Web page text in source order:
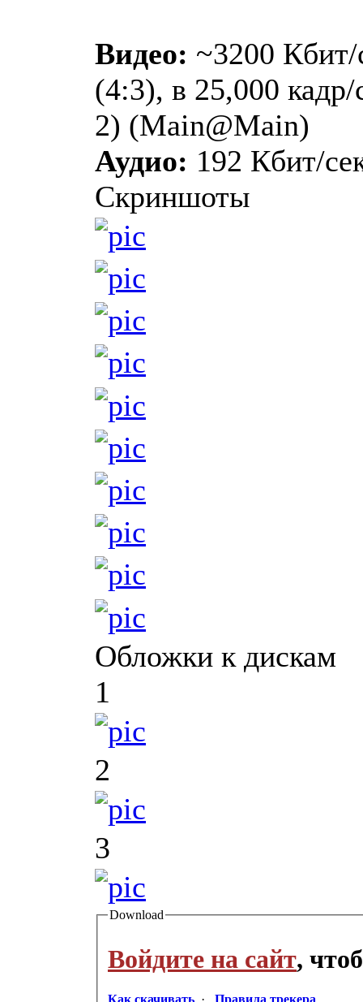
Видео: ~3200
(4:3), в 25,000
2) (Main@Main)
Аудио: 192 Кбит/
Скриншоты
Обложки к дискам
1
2
3
Download
Войдите на сайт,
Как скачивать · Правила трекера